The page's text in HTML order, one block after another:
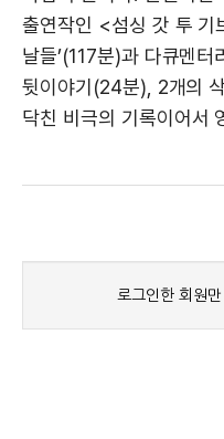
출연작인 <섬싱 갓 투 기
날들’(117분)과 다큐멘
뒷이야기(24분), 2개의
닥친 비극의 기록이어서